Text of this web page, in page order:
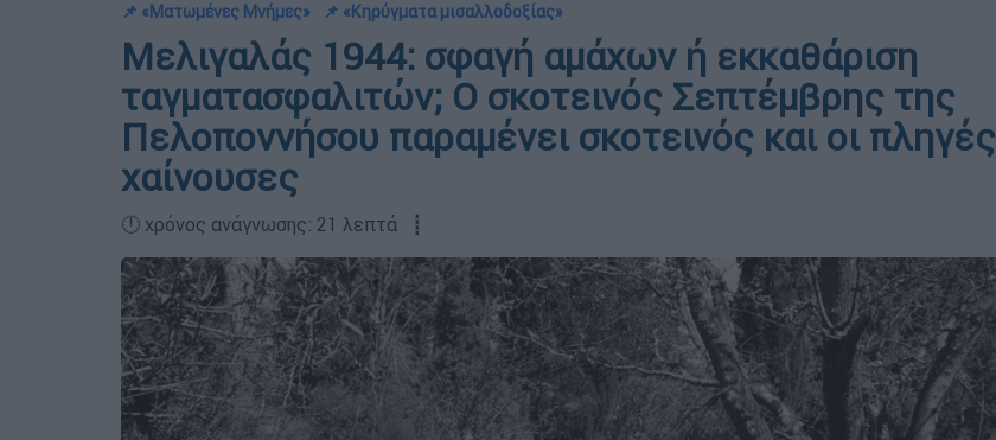
📌 «Ματωμένες Μνήμες»
📌 «Κηρύγματα μισαλλοδοξίας»
Μελιγαλάς 1944: σφαγή αμάχων ή εκκαθάριση
ταγματασφαλιτών; Ο σκοτεινός Σεπτέμβρης της
Πελοποννήσου παραμένει σκοτεινός και οι πληγές
χαίνουσες
🕛 χρόνος ανάγνωσης: 21 λεπτά ┋